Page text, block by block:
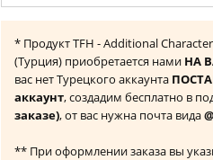
* Продукт TFH - Additional
(Турция) приобретается нами НА
вас нет Турецкого аккаунта
аккаунт, создадим бесплатно в
заказе), от вас нужна почта вида
** При оформлении заказа вы